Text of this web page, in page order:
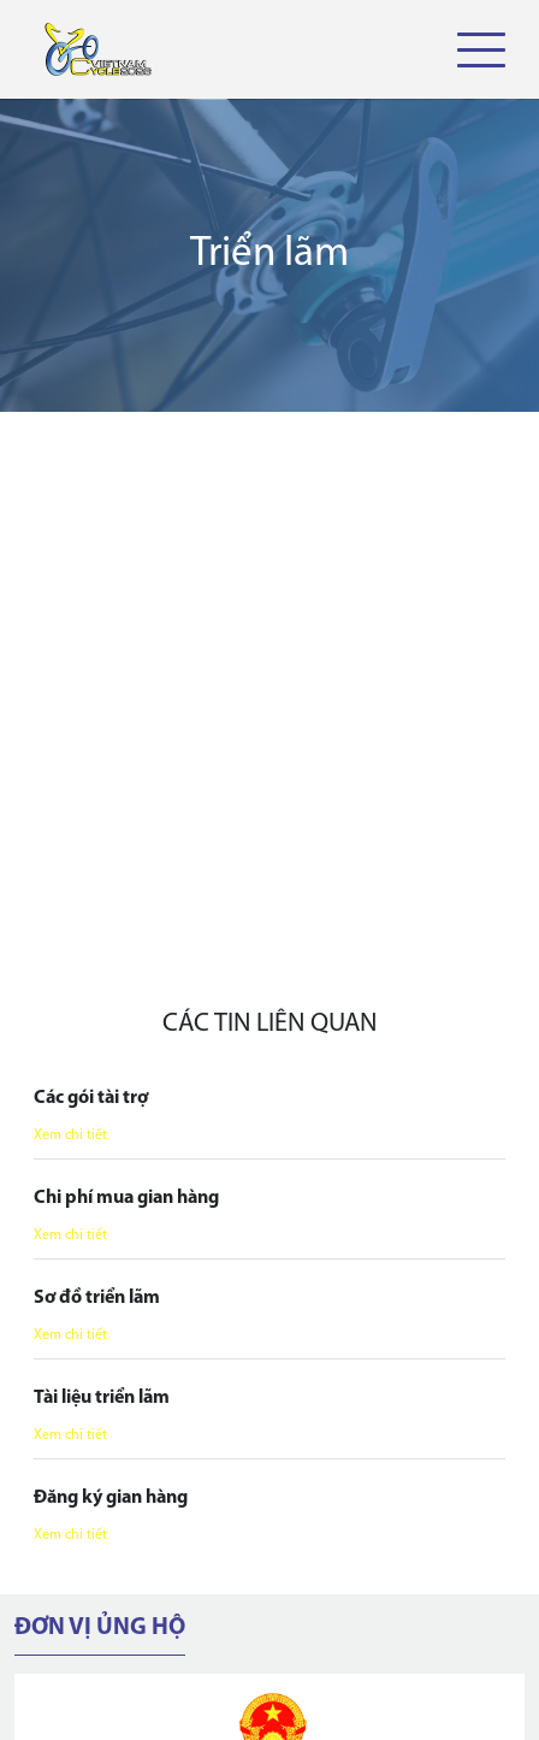
Triển lãm
CÁC TIN LIÊN QUAN
Các gói tài trợ
Xem chi tiết
Chi phí mua gian hàng
Xem chi tiết
Sơ đồ triển lãm
Xem chi tiết
Tài liệu triển lãm
Xem chi tiết
Đăng ký gian hàng
Xem chi tiết
ĐƠN VỊ ỦNG HỘ